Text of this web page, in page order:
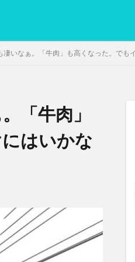
いなぁ。「牛肉」も高くなった。でも
「牛肉」
はいかな
ヨーグルト
低温調理・スロー
脱水シート